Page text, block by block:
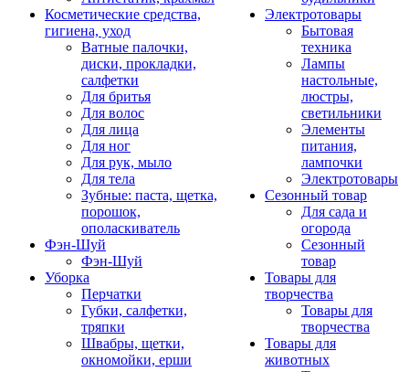
Косметические средства,
гигиена, уход
Ватные палочки,
диски, прокладки,
салфетки
Для бритья
Для волос
Для лица
Для ног
Для рук, мыло
Для тела
Зубные: паста, щетка,
порошок,
ополаскиватель
Фэн-Шуй
Фэн-Шуй
Уборка
Перчатки
Губки, салфетки,
тряпки
Швабры, щетки,
окномойки, ерши
Электротовары
Бытовая
техника
Лампы
настольные,
люстры,
светильники
Элементы
питания,
лампочки
Электротовары
Сезонный товар
Для сада и
огорода
Сезонный
товар
Товары для
творчества
Товары для
творчества
Товары для
животных